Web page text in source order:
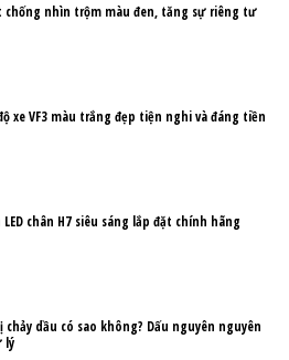
chống nhìn trộm màu đen, tăng sự riêng tư
xe VF3 màu trắng đẹp tiện nghi và đáng tiền
chân H7 siêu sáng lắp đặt chính hãng
chảy dầu có sao không? Dấu nguyên nguyên
lý